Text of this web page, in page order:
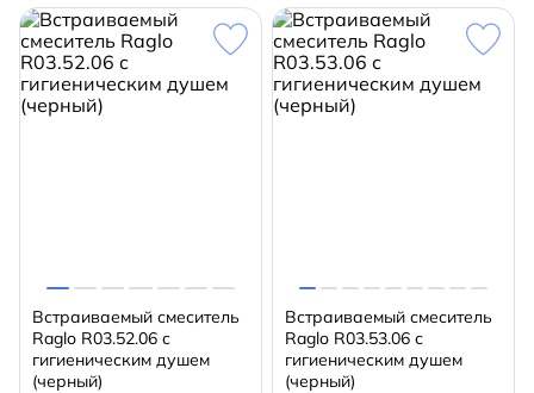
Встраиваемый смеситель
Raglo R03.52.06 с
гигиеническим душем
(черный)
Встраиваемый смеситель
Raglo R03.53.06 с
гигиеническим душем
(черный)